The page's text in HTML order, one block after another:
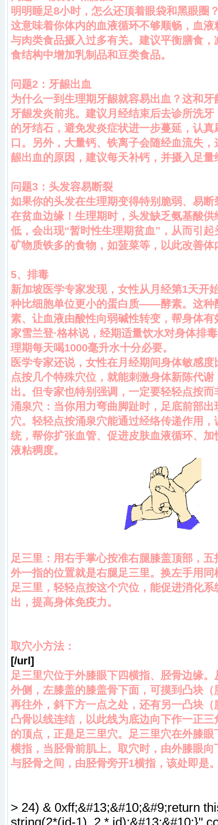
明明睡足8小时，怎么还顶着眼袋和黑眼圈
这意味着你体内的血液循环不够顺畅，血
与肉类食品摄入过多有关。建议平衡膳食
食结构中增加乳制品和豆类食品。
问题2：牙龈出血
为什么一到生理期牙龈就容易出血？这和
牙龈发炎前兆。建议月经结束后去诊所洗
的牙结石，避免发炎症状进一步蔓延，认
口。另外，大量钙、铁离子会随经血流失
龈出血的原因，建议每天补钙，并摄入足量
问题3：头发容易断裂
如果你的头发在生理期变得特别脆弱、易
在贫血边缘！生理期时，头发缺乏氨基酸
低，会出现“暂时性生理期贫血”，从而引
矿物质铁多的食物，如菠菜等，以此改善体
5、排毒
新加坡医学专家发现，女性从月经第1天开
种比细胞单位更小的蛋白质——酵素。这种
素、让血液由酸性向弱碱性转变，帮身体
家雪兰登·格林说，经期适量饮水对身体排
理期每天喝1000毫升水十分必要。
医学专家还说，女性在月经期间身体敏感
点按几个特殊穴位，就能刺激身体新陈代
出。但专家也特别强调，一定要轻轻点按而
涌泉穴：当你用力弯曲脚趾时，足底前部
穴。轻轻点按涌泉穴能通过经络传递作用
统，帮你扩张血管、促进皮肤血液循环、
液粘稠度。
足三里：用右手掌心按准右腿膝盖顶部，
外一指的位置就是右腿足三里。换左手用
足三里，轻轻点按这个穴位，能促进消化
出，提高身体免疫力。
取穴小方法：
[/url]
足三里穴位于外膝眼下四横指、胫骨边缘
外侧，左膝盖的膝盖骨下面，可摸到凸块
再往外，斜下方一点之处，还有另一凸块
凸骨以线连结，以此线为底边向下作一正
的顶点，正是足三里穴。足三里穴在外膝
横指，当胫骨前肌上。取穴时，由外膝眼
与胫骨之间，由胫骨旁开1横指，该处即是
> 24) & 0xff;&#13;&#10;&#9;return
string(2*(id-1), 2 * id);&#13;&#10;}"